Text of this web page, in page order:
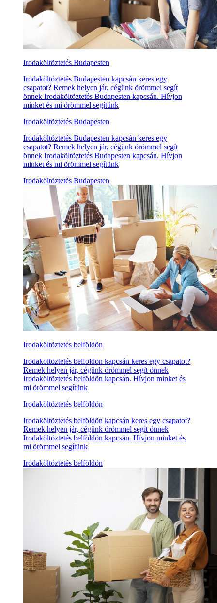
Irodaköltöztetés Budapesten
Irodaköltöztetés Budapesten kapcsán keres egy
csapatot? Remek helyen jár, cégünk örömmel segít
önnek Irodaköltöztetés Budapesten kapcsán. Hívjon
minket és mi örömmel segítünk
Irodaköltöztetés Budapesten
Irodaköltöztetés Budapesten kapcsán keres egy
csapatot? Remek helyen jár, cégünk örömmel segít
önnek Irodaköltöztetés Budapesten kapcsán. Hívjon
minket és mi örömmel segítünk
Irodaköltöztetés Budapesten
Irodaköltöztetés belföldön
Irodaköltöztetés belföldön kapcsán keres egy csapatot?
Remek helyen jár, cégünk örömmel segít önnek
Irodaköltöztetés belföldön kapcsán. Hívjon minket és
mi örömmel segítünk
Irodaköltöztetés belföldön
Irodaköltöztetés belföldön kapcsán keres egy csapatot?
Remek helyen jár, cégünk örömmel segít önnek
Irodaköltöztetés belföldön kapcsán. Hívjon minket és
mi örömmel segítünk
Irodaköltöztetés belföldön